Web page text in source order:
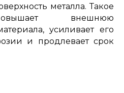
металла. Такое
внешнюю
усиливает его
и продлевает срок